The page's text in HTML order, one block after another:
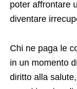
poter affrontare
diventare
Chi ne paga le
in un momento
diritto alla